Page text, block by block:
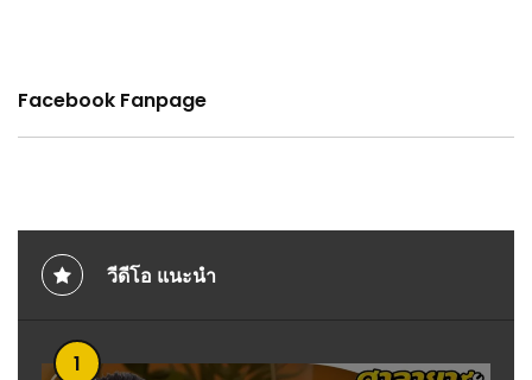
Facebook Fanpage
วีดีโอ แนะนำ
1